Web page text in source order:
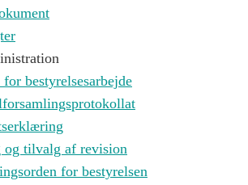
bestyrelsesarbejde
og tilvalg af revision
for bestyrelsen